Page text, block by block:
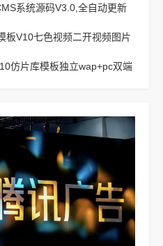
系统源码V3.0,全自动更新
板V10七色视频二开视频图片
仿片库模板独立wap+pc双端